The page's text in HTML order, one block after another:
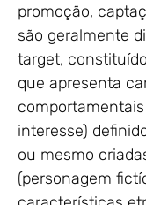
promoção,
são geralmente
target,
que apresenta
interesse)
ou mesmo
(personagem